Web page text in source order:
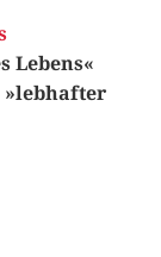
Lebens«
»lebhafter